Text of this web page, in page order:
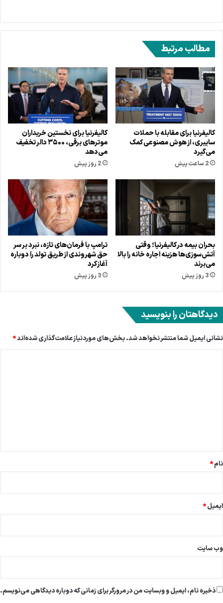
مطالب مرتبط
کالیفرنیا برای مقابله با حملات
سایبری، از هوش مصنوعی کمک
می‌گیرد
2 ساعت پیش
کالیفرنیا برای نخستین خریداران
موترهای برقی، ۳۵۰۰ دالر تخفیف
می‌دهد
2 روز پیش
بحران بیمه در کالیفرنیا؛ وقتی
آتش‌سوزی‌ها هزینه اجاره خانه را بالا
می‌برند
3 روز پیش
ترامپ با فرمان‌های تازه، نبرد بر سر
حق شهروندی از طریق تولد را دوباره
آغاز کرد
3 روز پیش
دیدگاهتان را بنویسید
نشانی ایمیل شما منتشر نخواهد شد.بخش‌های موردنیاز علامت‌گذاری شده‌اند*
نام*
ایمیل*
وب‌ سایت
ذخیره نام، ایمیل و وبسایت من در مرورگر برای زمانی که دوباره دیدگاهی می‌نویسم.